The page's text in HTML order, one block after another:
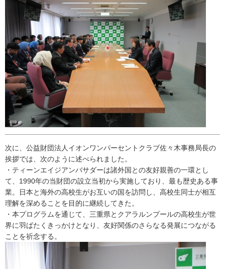
次に、公益財団法人イオンワンパーセントクラブ佐々木事務局長の
挨拶では、次のように述べられました。
・ティーンエイジアンバサダーは諸外国との友好親善の一環とし
て、1990年の当財団の設立当初から実施しており、最も歴史ある事
業。日本と海外の高校生がお互いの国を訪問し、高校生同士が相互
理解を深めることを目的に継続してきた。
・本プログラムを通じて、三重県とクアラルンプールの高校生が世
界に羽ばたくきっかけとなり、友好関係のさらなる発展につながる
ことを祈念する。